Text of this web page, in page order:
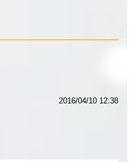
2016/04/10 12:38